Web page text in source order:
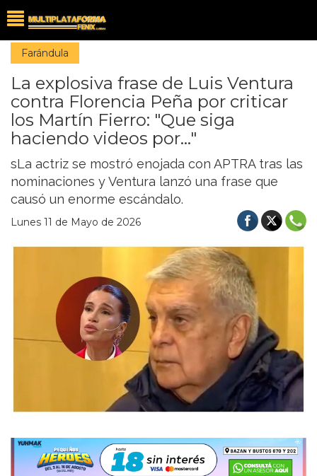
Farándula
La explosiva frase de Luis Ventura
contra Florencia Peña por criticar
los Martín Fierro: "Que siga
haciendo videos por..."
sLa actriz se mostró enojada con APTRA tras las
nominaciones y Ventura lanzó una frase que
causó un enorme escándalo.
Lunes 11 de Mayo de 2026